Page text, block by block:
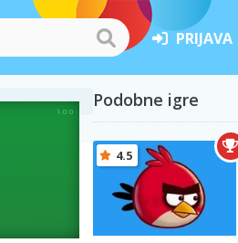
PRIJAVA
Podobne igre
4.5